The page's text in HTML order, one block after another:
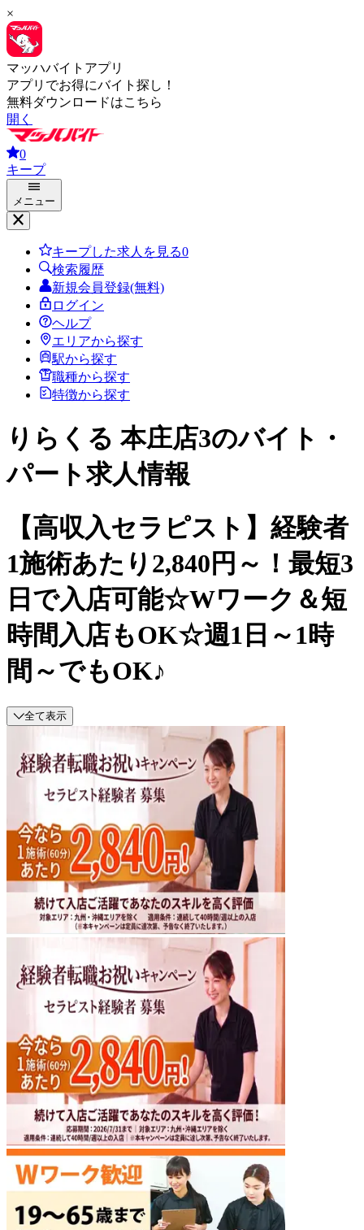
×
マッハバイトアプリ
アプリでお得にバイト探し！
無料ダウンロードはこちら
開く
0
キープ
メニュー
キープした求人を見る0
検索履歴
新規会員登録(無料)
ログイン
ヘルプ
エリアから探す
駅から探す
職種から探す
特徴から探す
りらくる 本庄店3のバイト・
パート求人情報
【高収入セラピスト】経験者
1施術あたり2,840円～！最短3
日で入店可能☆Wワーク＆短
時間入店もOK☆週1日～1時
間～でもOK♪
全て表示